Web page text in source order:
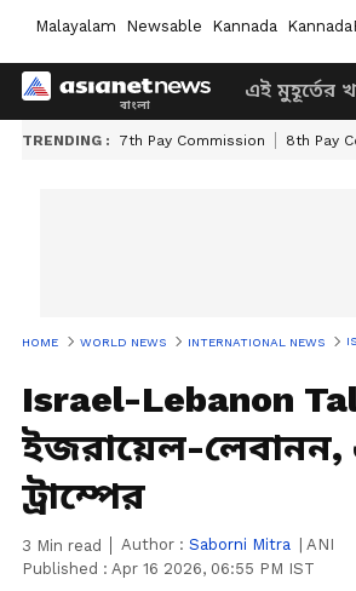
Malayalam Newsable Kannada
এই মুহূর্তের
TRENDING : 7th Pay Commission 8th Pay
HOME WORLD NEWS INTERNATIONAL NEWS
Israel-Lebanon
ইজরায়েল-লেবানন,
ট্রাম্পের
3 Min read Author : Saborni Mitra
ANI
Published : Apr 16 2026, 06:55 PM IST